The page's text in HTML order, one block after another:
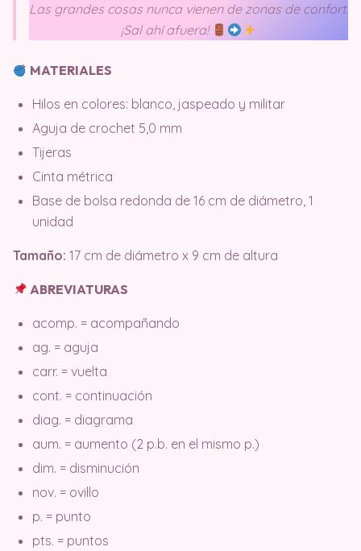
Las grandes cosas nunca vienen de zonas de confort.
¡Sal ahí afuera!
MATERIALES
Hilos en colores: blanco, jaspeado y militar
Aguja de crochet 5,0 mm
Tijeras
Cinta métrica
Base de bolsa redonda de 16 cm de diámetro, 1
unidad
Tamaño: 17 cm de diámetro x 9 cm de altura
ABREVIATURAS
acomp. = acompañando
ag. = aguja
carr. = vuelta
cont. = continuación
diag. = diagrama
aum. = aumento (2 p.b. en el mismo p.)
dim. = disminución
nov. = ovillo
p. = punto
pts. = puntos